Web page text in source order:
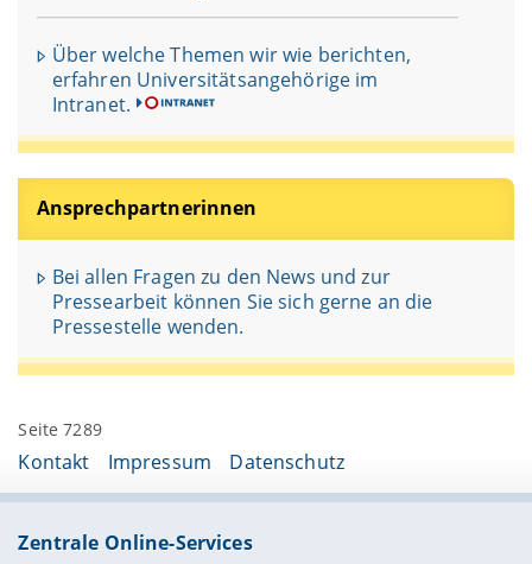
Über welche Themen wir wie berichten,
erfahren Universitätsangehörige im
Intranet.
Ansprechpartnerinnen
Bei allen Fragen zu den News und zur
Pressearbeit können Sie sich gerne an die
Pressestelle wenden.
Seite 7289
Kontakt Impressum Datenschutz
Zentrale Online-Services